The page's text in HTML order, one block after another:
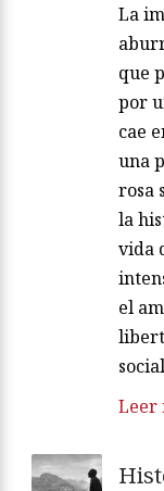
La
que
por
cae
una
rosa
la
vida
el
Leer